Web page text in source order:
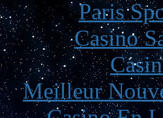
Paris
Casino
Meilleur